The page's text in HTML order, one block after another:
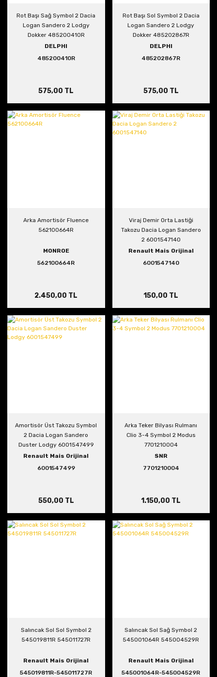
Rot Başı Sağ Symbol 2 Dacia
Logan Sandero 2 Lodgy
Dokker 485200410R
DELPHI
485200410R
575,00 TL
Rot Başı Sol Symbol 2 Dacia
Logan Sandero 2 Lodgy
Dokker 485202867R
DELPHI
485202867R
575,00 TL
Arka Amortisör Fluence
562100664R
MONROE
562100664R
2.450,00 TL
Viraj Demir Orta Lastiği
Takozu Dacia Logan Sandero
2 6001547140
Renault Mais Orijinal
6001547140
150,00 TL
Amortisör Üst Takozu Symbol
2 Dacia Logan Sandero
Duster Lodgy 6001547499
Renault Mais Orijinal
6001547499
550,00 TL
Arka Teker Bilyası Rulmanı
Clio 3-4 Symbol 2 Modus
7701210004
SNR
7701210004
1.150,00 TL
Salıncak Sol Sol Symbol 2
545019811R 545011727R
Renault Mais Orijinal
545019811R-545011727R
Salıncak Sol Sağ Symbol 2
545001064R 545004529R
Renault Mais Orijinal
545001064R-545004529R